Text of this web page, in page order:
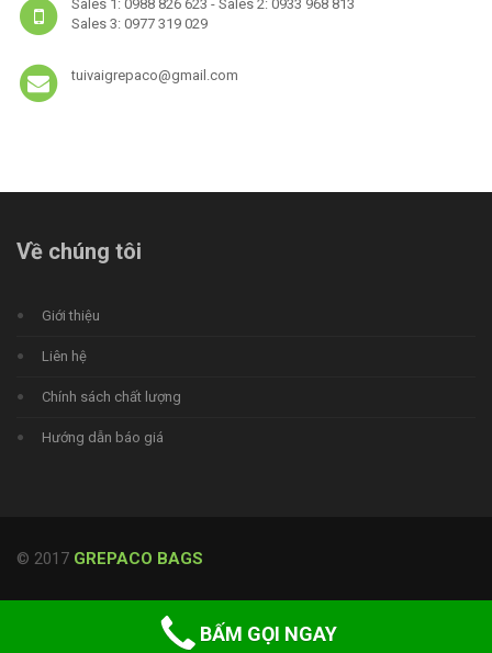
Sales 1: 0988 826 623 - Sales 2: 0933 968 813
Sales 3: 0977 319 029
tuivaigrepaco@gmail.com
Về chúng tôi
Giới thiệu
Liên hệ
Chính sách chất lượng
Hướng dẫn báo giá
© 2017 GREPACO BAGS
BẤM GỌI NGAY